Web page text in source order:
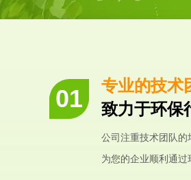
专业的技术
致力于环保
公司注重技术团队
为您的企业顺利通过